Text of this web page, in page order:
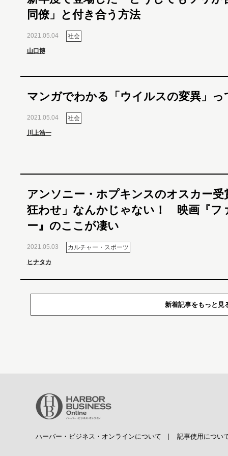
同僚」と付き合う方法
2021.05.04 社会
山口博
マンガでわかる「ウイルスの変異」っ
2021.05.04 社会
川上浩一
アンソニー・ホプキンスのオスカー受
狂わせ」なんかじゃない！ 映画『フ
ー』のここが凄い
2021.05.03 カルチャー・スポーツ
ヒナタカ
新着記事をもっと見
ハーバー・ビジネス・オンラインについて 記事使用につい